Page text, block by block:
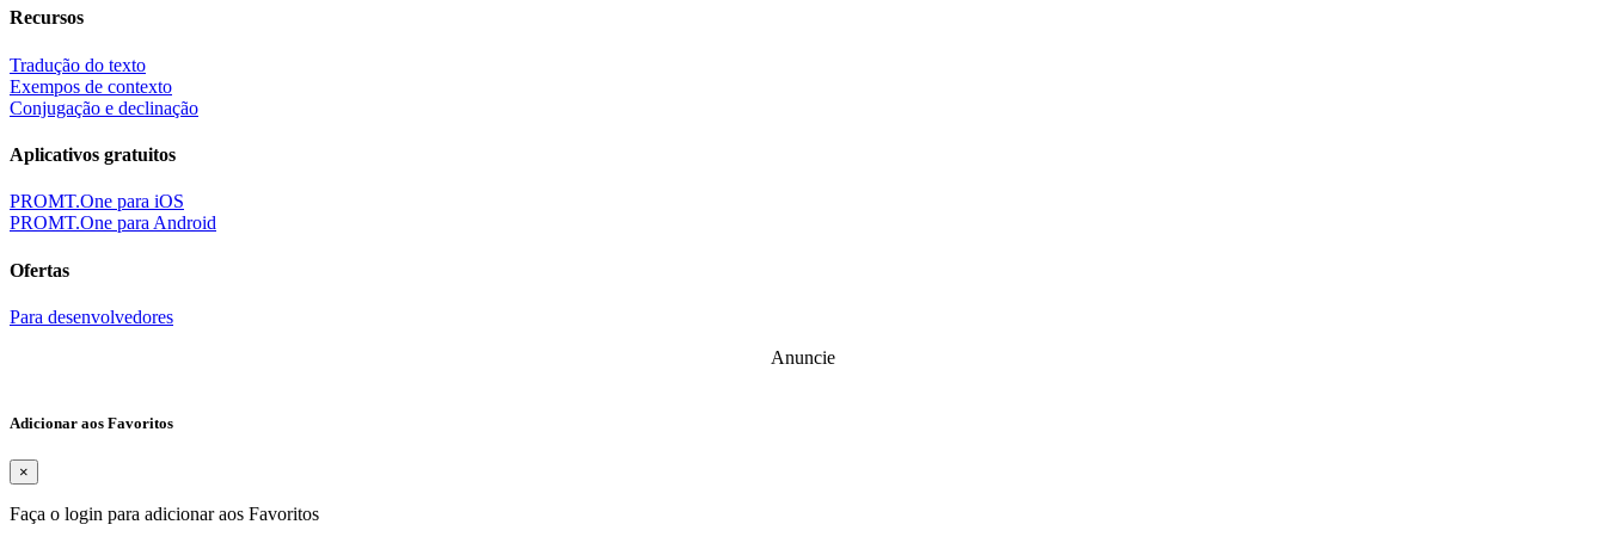
Recursos
Tradução do texto
Exempos de contexto
Conjugação e declinação
Aplicativos gratuitos
PROMT.One para iOS
PROMT.One para Android
Ofertas
Para desenvolvedores
Anuncie
Adicionar aos Favoritos
×
Faça o login para adicionar aos Favoritos